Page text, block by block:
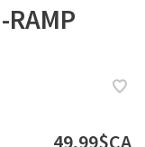
RAMP
49,99$CA